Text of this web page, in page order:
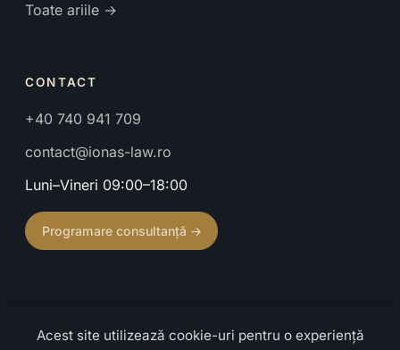
Toate ariile →
CONTACT
+40 740 941 709
contact@ionas-law.ro
Luni–Vineri 09:00–18:00
Programare consultanță →
© 2026 Cabinet de Avocat Ionaș Mihaela. Toate drepturile
Acest site utilizează cookie-uri pentru o experiență